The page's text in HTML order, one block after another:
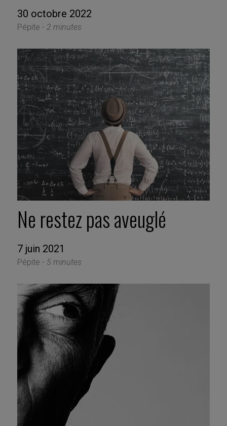
30 octobre 2022
Pépite - 2 minutes
Ne restez pas aveuglé
7 juin 2021
Pépite - 5 minutes